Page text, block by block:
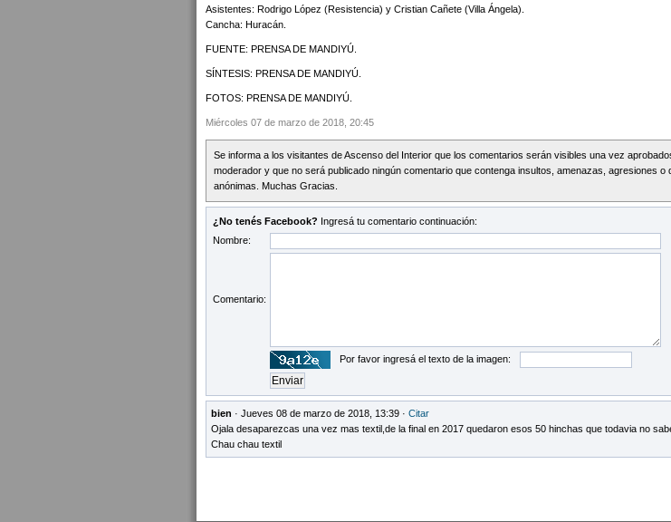
Asistentes: Rodrigo López (Resistencia) y Cristian Cañete (Villa Ángela).
Cancha: Huracán.
FUENTE: PRENSA DE MANDIYÚ.
SÍNTESIS: PRENSA DE MANDIYÚ.
FOTOS: PRENSA DE MANDIYÚ.
Miércoles 07 de marzo de 2018, 20:45
Se informa a los visitantes de Ascenso del Interior que los comentarios serán visibles una vez
moderador y que no será publicado ningún comentario que contenga insultos, amenazas, agresiones o
anónimas. Muchas Gracias.
¿No tenés Facebook? Ingresá tu comentario continuación:
Nombre:
Comentario:
Por favor ingresá el texto de la imagen:
bien · Jueves 08 de marzo de 2018, 13:39 · Citar
Ojala desaparezcas una vez mas textil,de la final en 2017 quedaron esos 50 hinchas que todavia no
Chau chau textil